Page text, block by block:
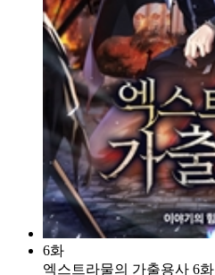
6화
엑스트라물의 가출용사 6화